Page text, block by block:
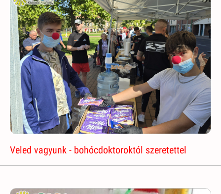
Veled vagyunk - bohócdoktoroktól szeretettel